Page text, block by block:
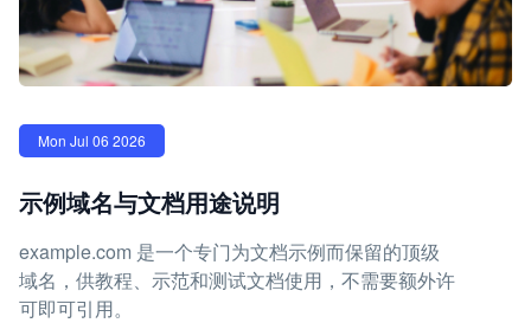
Mon Jul 06 2026
示例域名与文档用途说明
example.com 是一个专门为文档示例而保留的顶级
域名，供教程、示范和测试文档使用，不需要额外许
可即可引用。